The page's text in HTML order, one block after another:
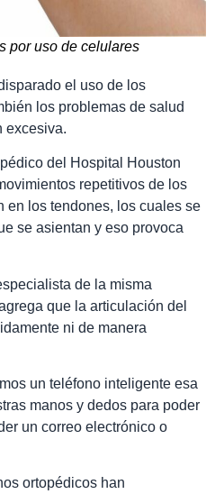
por uso de celulares
el uso de los
los problemas de salud
excesiva.
del Hospital Houston
repetitivos de los
en los tendones, los cuales se
se asientan y eso provoca
de la misma
que la articulación del
ni de manera
un teléfono inteligente esa
manos y dedos para poder
un correo electrónico o
ortopédicos han